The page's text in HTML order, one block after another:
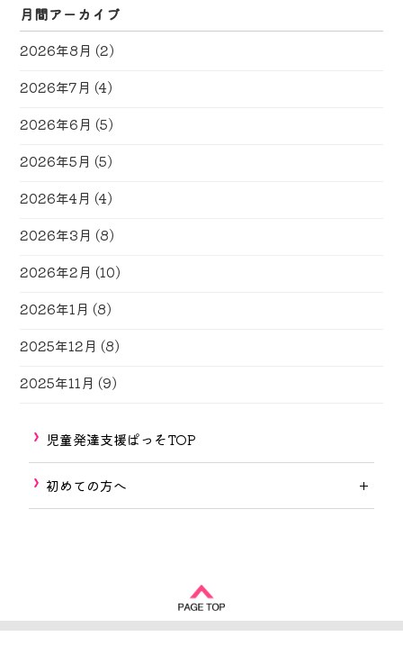
月間アーカイブ
2026年8月 (2)
2026年7月 (4)
2026年6月 (5)
2026年5月 (5)
2026年4月 (4)
2026年3月 (8)
2026年2月 (10)
2026年1月 (8)
2025年12月 (8)
2025年11月 (9)
児童発達支援ぱっそTOP
初めての方へ